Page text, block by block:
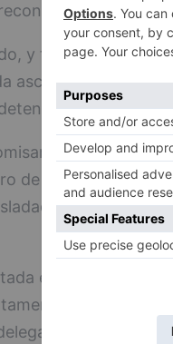
que dicha
y tras comprobar
ascendía a 50,6
este menor
de menores de La
a comisaría,
en el servicio
con el parte
del